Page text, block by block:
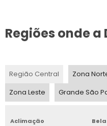
Regiões onde
Região Central Zona
Zona Leste
Grande São
Aclimação